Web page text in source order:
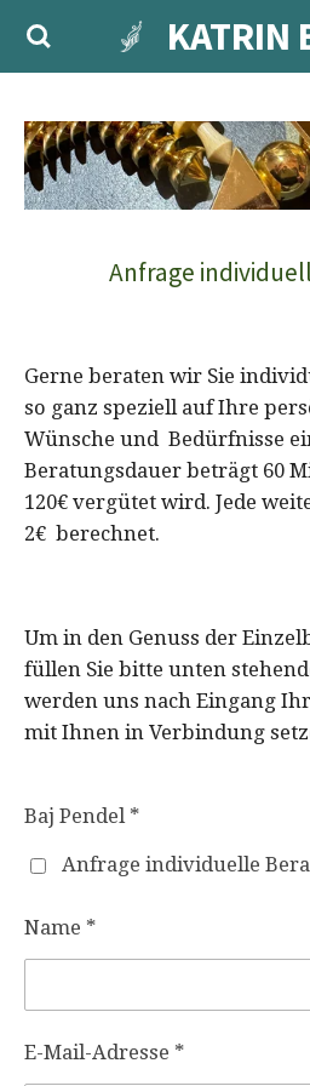
Zum
Hauptinhalt
KATRIN
Anfrage
Gerne beraten wir Sie
so ganz speziell auf Ihre
Wünsche und Bedürfnisse
Beratungsdauer beträgt 60
120€ vergütet wird. Jede
2€ berechnet.
Um in den Genuss der
füllen Sie bitte unten
werden uns nach Eingang
mit Ihnen in Verbindung
Baj Pendel *
Anfrage individuelle
Name *
E-Mail-Adresse *